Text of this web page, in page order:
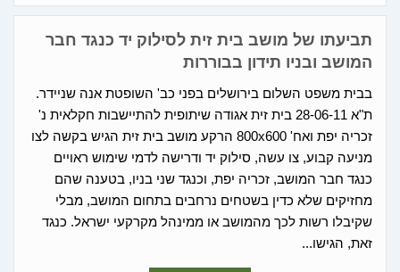
תביעתו של מושב בית זית לסילוק יד כנגד חבר
המושב ובניו תידון בבוררות
בבית משפט השלום בירושלים בפני כב' השופטת אנה שניידר.
ת"א 28-06-11 בית זית אגודה שיתופית להתיישבות חקלאית נ'
זכריה יפת ואח' 800x600 הרקע מושב בית זית הגיש בקשה לצו
מניעה קבוע, צו עשה, סילוק יד ודרישה לדמי שימוש ראויים
כנגד חבר המושב, זכריה יפת, וכנגד שני בניו, בטענה שהם
מחזיקים שלא כדין בשטחים נרחבים בתחום המושב, מבלי
שקיבלו רשות לכך מהמושב או ממינהל מקרקעי ישראל. כנגד
זאת, הגישו...